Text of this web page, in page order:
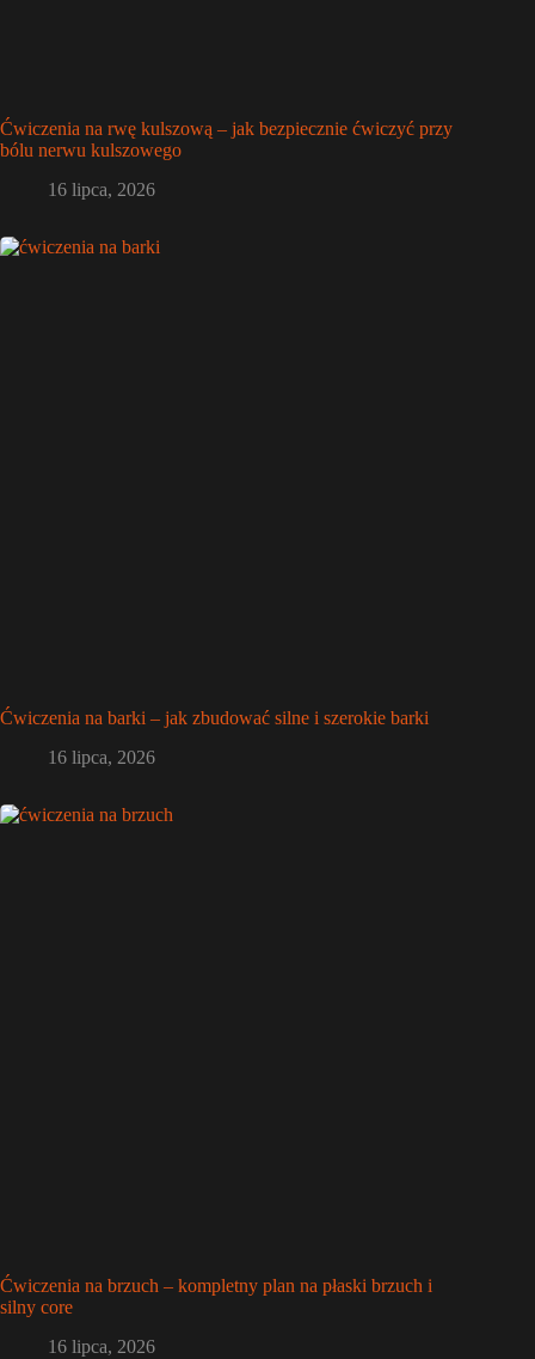
Ćwiczenia na rwę kulszową – jak bezpiecznie ćwiczyć przy
bólu nerwu kulszowego
16 lipca, 2026
Ćwiczenia na barki – jak zbudować silne i szerokie barki
16 lipca, 2026
Ćwiczenia na brzuch – kompletny plan na płaski brzuch i
silny core
16 lipca, 2026